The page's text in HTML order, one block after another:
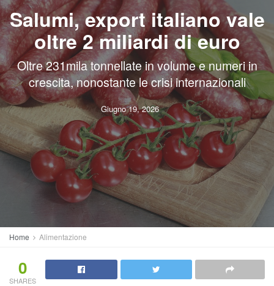
Salumi, export italiano vale
oltre 2 miliardi di euro
Oltre 231mila tonnellate in volume e numeri in
crescita, nonostante le crisi internazionali
Giugno 19, 2026
Home Alimentazione
0
SHARES